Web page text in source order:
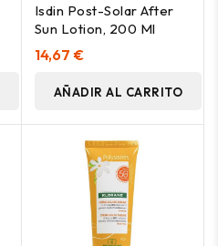
Isdin Post-Solar After
Sun Lotion, 200 Ml
14,67 €
AÑADIR AL CARRITO